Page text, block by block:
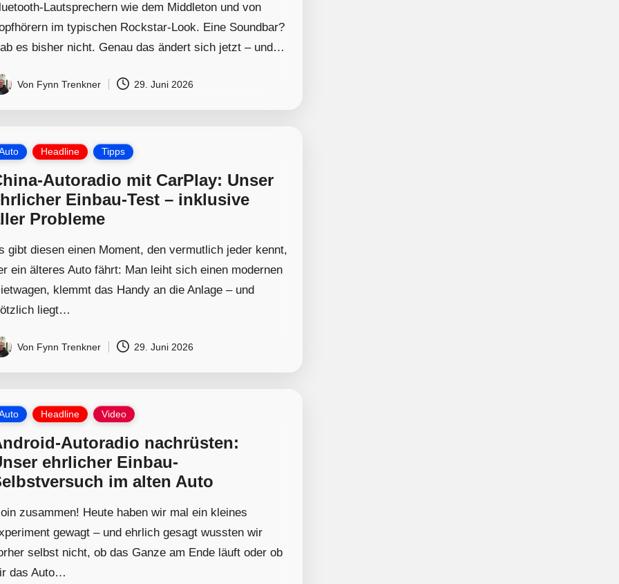
Lautsprechern wie dem Middleton und von
im typischen Rockstar-Look. Eine Soundbar?
es bisher nicht. Genau das ändert sich jetzt – und…
Von Fynn Trenkner 29. Juni 2026
Headline Tipps
Autoradio mit CarPlay: Unser
Einbau-Test – inklusive
Probleme
gibt diesen einen Moment, den vermutlich jeder kennt,
ein älteres Auto fährt: Man leiht sich einen modernen
klemmt das Handy an die Anlage – und
liegt…
Von Fynn Trenkner 29. Juni 2026
Headline Video
Autoradio nachrüsten:
ehrlicher Einbau-
im alten Auto
zusammen! Heute haben wir mal ein kleines
gewagt – und ehrlich gesagt wussten wir
selbst nicht, ob das Ganze am Ende läuft oder ob
das Auto…